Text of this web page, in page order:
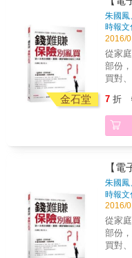
沈聰榮 國立政治大學教育系教授 秦夢群 中鋼
公司
漫漫
活能
立，
力。 如果妳現在還在跟更年期打仗，苦於空巢
心酸
本書教
生活
會理事長│王儷
如 王道銀行個人金融事業執行長│陳怡芬 九八
新聞
深媒
大的投資險
剛入
坑殺
有艱
案例。
險比不買保
3.「低
傳授
障 3.提供俗又大碗，貼心的保單建議 4.最需要
買的
金石堂
朱國鳳
時報文
2016/
從家庭的角
部份，才需
買對、買
低保
缺乏「實務
統性
特色
理的保險書 ‧買保險如
求、
費有限且
是：
&rarr;
排序
求分析」 特色3：用最少保費
7 折
【
朱國鳳
時報文
2016/
從家庭的角
部份，才需
買對、買